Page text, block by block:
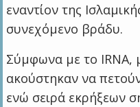
εναντίον της
συνεχόμενο βράδυ.
Σύμφωνα με το IRNA,
ακούστηκαν να
ενώ σειρά εκρήξεων